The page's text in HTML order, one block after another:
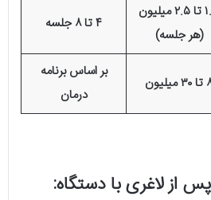
۱.۵ تا ۲.۵ میلیون
(هر جلسه)
۴ تا ۸ جلسه
بر اساس برنامه
درمان
از لاغری با دستگاه: